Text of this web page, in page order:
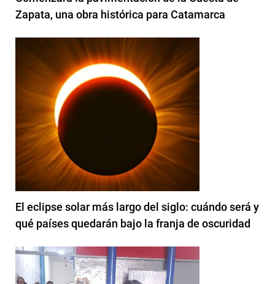
Zapata, una obra histórica para Catamarca
El eclipse solar más largo del siglo: cuándo será y
qué países quedarán bajo la franja de oscuridad